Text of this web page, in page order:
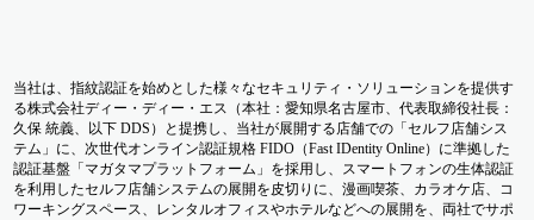
当社は、指紋認証を始めとした様々なセキュリティ・ソリューションを提供す
る株式会社ディー・ディー・エス（本社：愛知県名古屋市、代表取締役社長：
久保 統義、以下 DDS）と提携し、当社が展開する店舗での「セルフ店舗シス
テム」に、次世代オンライン認証規格 FIDO（Fast IDentity Online）に準拠した
認証基盤「マガタマプラットフォーム」を採用し、スマートフォンの生体認証
を利用したセルフ店舗システムの展開を皮切りに、漫画喫茶、カラオケ店、コ
ワーキングスペース、レンタルオフィスやホテルなどへの展開を、両社でサポ